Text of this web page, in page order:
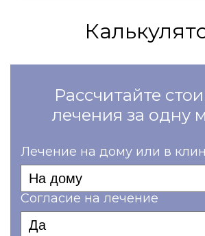
Рассчитайте
лечения за одну
Лечение на дому или в
Согласие на лечение